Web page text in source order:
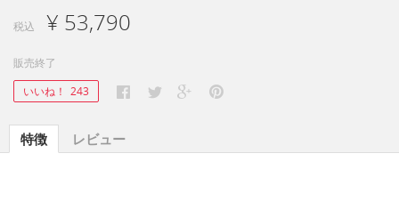
税込 ¥ 53,790
販売終了
いいね！ 243
特徴 レビュー